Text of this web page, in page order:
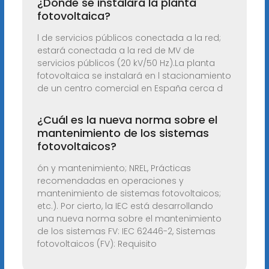
fotovoltaica?
l de servicios públicos conectada a la red;
estará conectada a la red de MV de
servicios públicos (20 kV/50 Hz).La planta
fotovoltaica se instalará en l stacionamiento
de un centro comercial en España cerca d
¿Cuál es la nueva norma sobre el
mantenimiento de los sistemas
fotovoltaicos?
ón y mantenimiento; NREL, Prácticas
recomendadas en operaciones y
mantenimiento de sistemas fotovoltaicos;
etc.). Por cierto, la IEC está desarrollando
una nueva norma sobre el mantenimiento
de los sistemas FV: IEC 62446-2, Sistemas
fotovoltaicos (FV): Requisito